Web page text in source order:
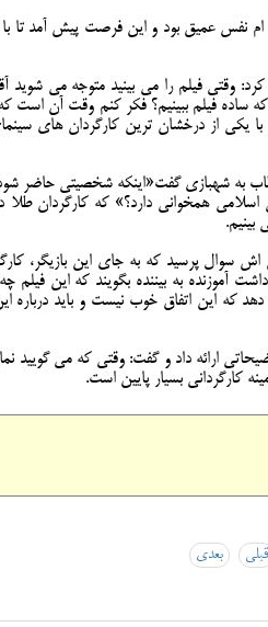
نفس عمیق بود و این فرصت پیش آمد تا با
کرد: وقتی فیلم را می بینید متوجه می
فیلم ببینیم؟ فکر کنم وقت آن است که
یکی از درخشان ترین کارگردان های
به شهبازی گفت«اینکه شخصیتی حاضر
اسلامی همخوانی دارد؟» که کارگردان
بینیم.
اش سوال پرسید که به جای این بازیگر،
آموزنده به بیننده بگویند که این
که این اتفاق خوب نیست و باید درباره
ارائه داد و گفت: وقتی که می گویید
کارگردانی بسیار پایین است.
قبلی بعدی